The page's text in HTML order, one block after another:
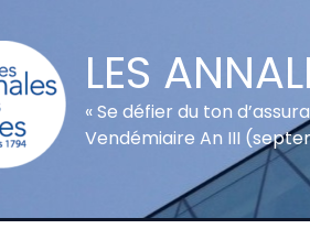
LES
« Se défier du ton
Vendémiaire An III